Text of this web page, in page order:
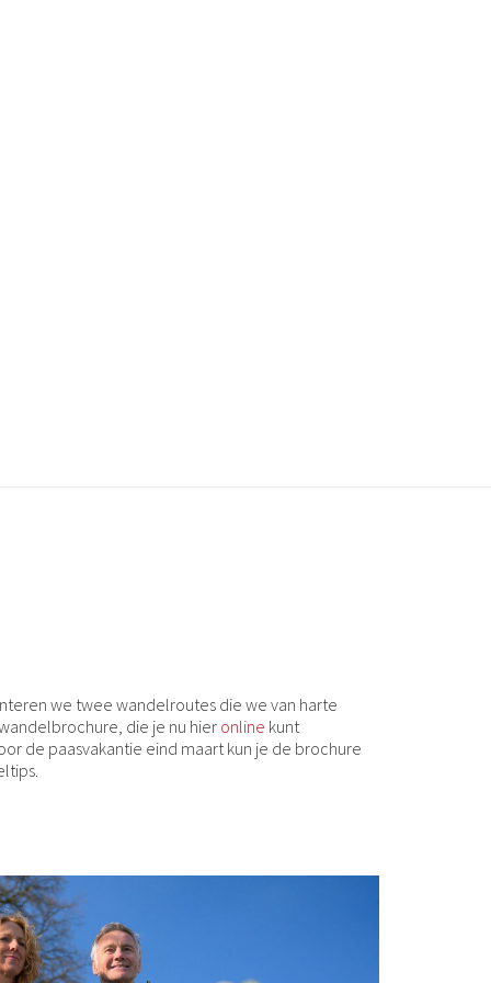
we twee wandelroutes die we van harte
die je nu hier online kunt
de paasvakantie eind maart kun je de brochure